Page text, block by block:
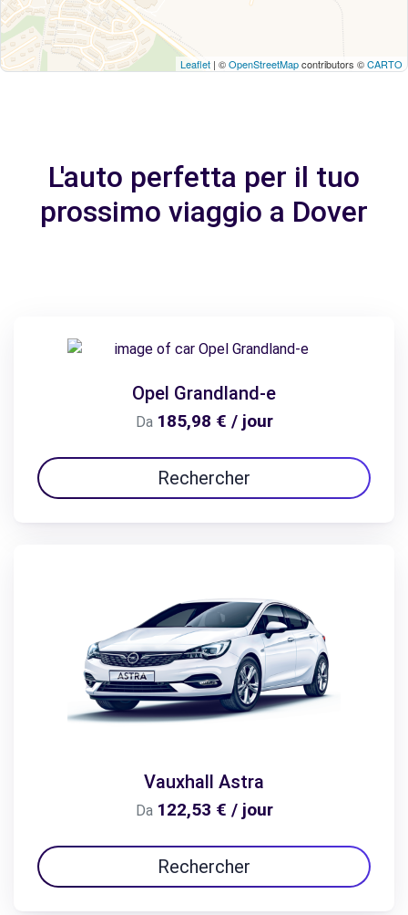
Leaflet | ©OpenStreetMapcontributors ©CARTO
L'auto perfetta per il tuo
prossimo viaggio a Dover
Opel Grandland-e
Da 185,98 € / jour
Rechercher
Vauxhall Astra
Da 122,53 € / jour
Rechercher